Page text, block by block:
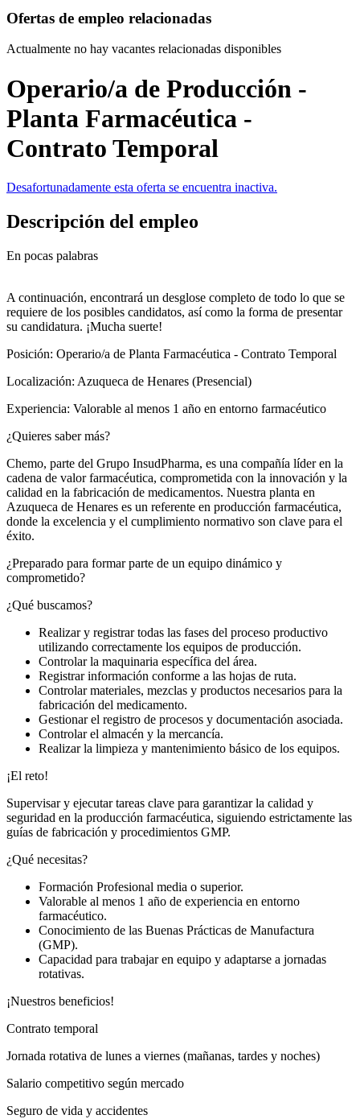
Ofertas de empleo relacionadas
Actualmente no hay vacantes relacionadas disponibles
Operario/a de Producción -
Planta Farmacéutica -
Contrato Temporal
Desafortunadamente esta oferta se encuentra inactiva.
Descripción del empleo
En pocas palabras
A continuación, encontrará un desglose completo de todo lo que se
requiere de los posibles candidatos, así como la forma de presentar
su candidatura. ¡Mucha suerte!
Posición: Operario/a de Planta Farmacéutica - Contrato Temporal
Localización: Azuqueca de Henares (Presencial)
Experiencia: Valorable al menos 1 año en entorno farmacéutico
¿Quieres saber más?
Chemo, parte del Grupo InsudPharma, es una compañía líder en la
cadena de valor farmacéutica, comprometida con la innovación y la
calidad en la fabricación de medicamentos. Nuestra planta en
Azuqueca de Henares es un referente en producción farmacéutica,
donde la excelencia y el cumplimiento normativo son clave para el
éxito.
¿Preparado para formar parte de un equipo dinámico y
comprometido?
¿Qué buscamos?
Realizar y registrar todas las fases del proceso productivo
utilizando correctamente los equipos de producción.
Controlar la maquinaria específica del área.
Registrar información conforme a las hojas de ruta.
Controlar materiales, mezclas y productos necesarios para la
fabricación del medicamento.
Gestionar el registro de procesos y documentación asociada.
Controlar el almacén y la mercancía.
Realizar la limpieza y mantenimiento básico de los equipos.
¡El reto!
Supervisar y ejecutar tareas clave para garantizar la calidad y
seguridad en la producción farmacéutica, siguiendo estrictamente las
guías de fabricación y procedimientos GMP.
¿Qué necesitas?
Formación Profesional media o superior.
Valorable al menos 1 año de experiencia en entorno
farmacéutico.
Conocimiento de las Buenas Prácticas de Manufactura
(GMP).
Capacidad para trabajar en equipo y adaptarse a jornadas
rotativas.
¡Nuestros beneficios!
Contrato temporal
Jornada rotativa de lunes a viernes (mañanas, tardes y noches)
Salario competitivo según mercado
Seguro de vida y accidentes